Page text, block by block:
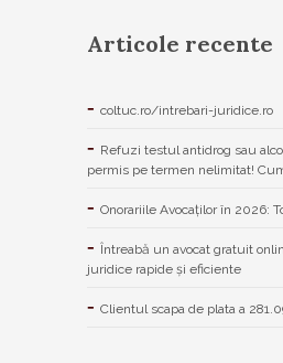
Articole recente
coltuc.ro/intrebari-juridice.ro
Refuzi testul antidrog sau
permis pe termen nelimitat!
Onorariile Avocaților în 2026:
Întreabă un avocat gratuit
juridice rapide și eficiente
Clientul scapa de plata a